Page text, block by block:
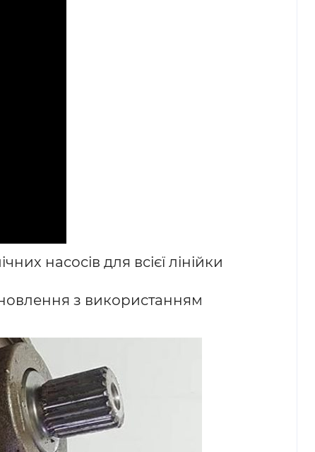
насосів для всієї лінійки
з використанням